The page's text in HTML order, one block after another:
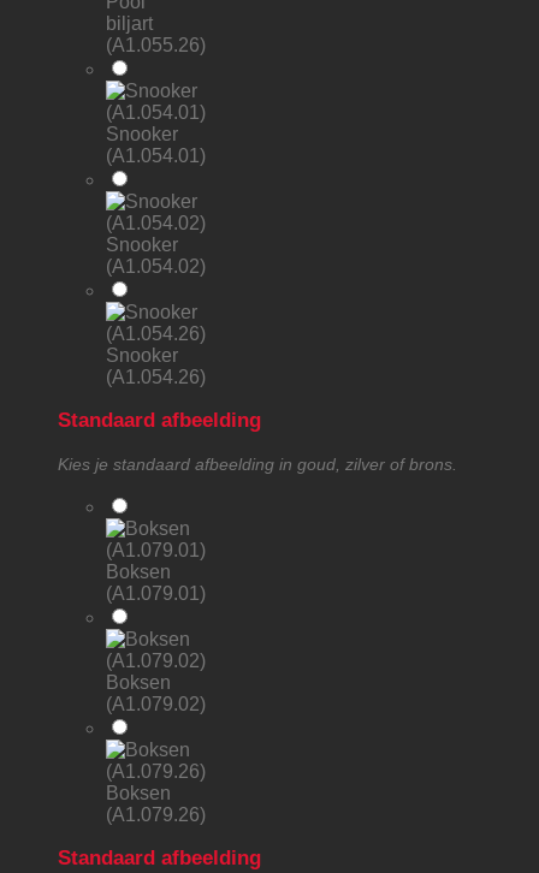
biljart
(A1.055.26)
Snooker
(A1.054.01)
Snooker
(A1.054.02)
Snooker
(A1.054.26)
Standaard afbeelding
Kies je standaard afbeelding in goud, zilver of brons.
Boksen
(A1.079.01)
Boksen
(A1.079.02)
Boksen
(A1.079.26)
Standaard afbeelding